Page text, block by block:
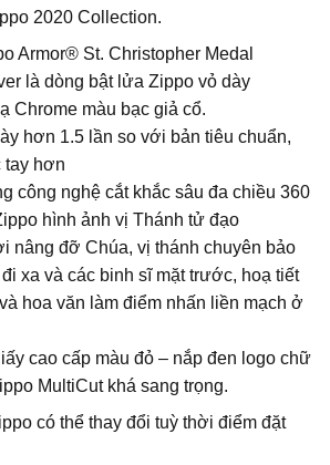
₫.
tại
là:
3.050.000 ₫.
2020 Collection.
Armor® St. Christopher Medal
là dòng bật lửa Zippo vỏ dày
Chrome màu bạc giả cổ.
hơn 1.5 lần so với bản tiêu chuẩn,
tay hơn
công nghệ cắt khắc sâu đa chiều 360
hình ảnh vị Thánh tử đạo
nâng đỡ Chúa, vị thánh chuyên bảo
xa và các binh sĩ mặt trước, hoạ tiết
hoa văn làm điểm nhấn liền mạch ở
cao cấp màu đỏ – nắp đen logo chữ
MultiCut khá sang trọng.
có thể thay đổi tuỳ thời điểm đặt